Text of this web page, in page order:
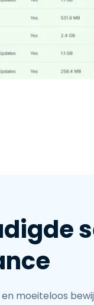
moeiteloos